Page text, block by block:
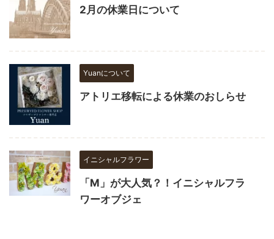
2月の休業日について
Yuanについて
アトリエ移転による休業のおしらせ
イニシャルフラワー
「M」が大人気？！イニシャルフラ
ワーオブジェ